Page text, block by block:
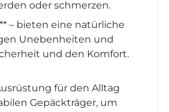
oder schmerzen.
– bieten eine natürliche
Unebenheiten und
und den Komfort.
für den Alltag
Gepäckträger, um